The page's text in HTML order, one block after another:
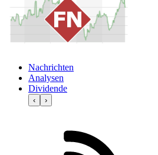
Nachrichten
Analysen
Dividende
‹ ›